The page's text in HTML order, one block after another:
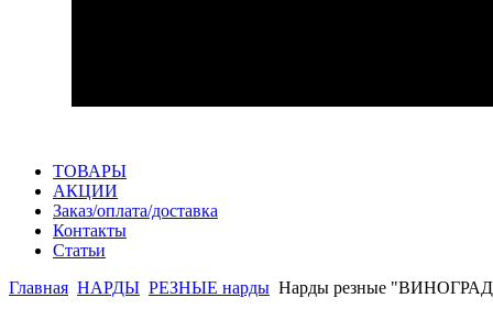
ТОВАРЫ
АКЦИИ
Заказ/оплата/доставка
Контакты
Статьи
Главная НАРДЫ РЕЗНЫЕ нарды Нарды резные